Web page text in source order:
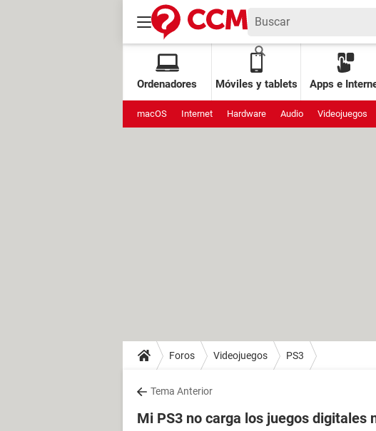
Ordenadores Móviles y tablets Apps e
macOS Internet Hardware Audio Videojuegos
Foros Videojuegos PS3
Tema Anterior
Mi PS3 no carga los juegos digitales